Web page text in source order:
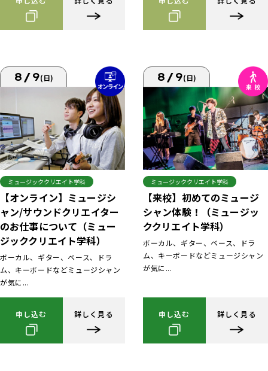
8/9(日)
ミュージッククリエイト学科
【オンライン】ミュージシ
ャン/サウンドクリエイター
のお仕事について（ミュー
ジッククリエイト学科）
ボーカル、ギター、ベース、ドラ
ム、キーボードなどミュージシャン
が気に...
申し込む 詳しく見る
8/9(日)
ミュージッククリエイト学科
【来校】初めてのミュージ
シャン体験！（ミュージッ
ククリエイト学科）
ボーカル、ギター、ベース、ドラ
ム、キーボードなどミュージシャン
が気に...
申し込む 詳しく見る